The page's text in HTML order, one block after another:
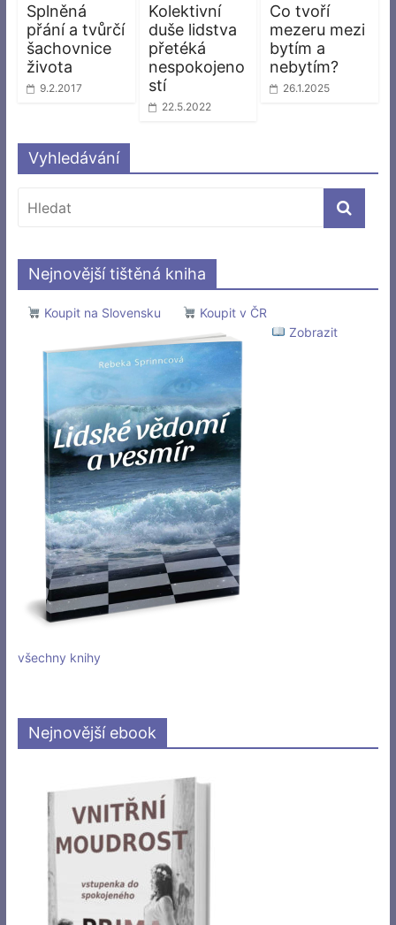
Splněná
přání a tvůrčí
šachovnice
života
9.2.2017
Kolektivní
duše lidstva
přetéká
nespokojeno
stí
22.5.2022
Co tvoří
mezeru mezi
bytím a
nebytím?
26.1.2025
Vyhledávání
Nejnovější tištěná kniha
Koupit na Slovensku
Koupit v ČR
Zobrazit
všechny knihy
Nejnovější ebook